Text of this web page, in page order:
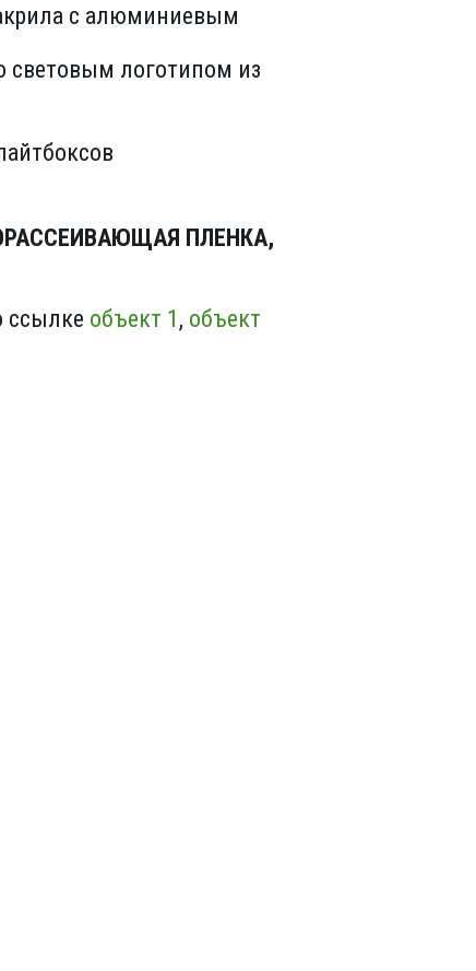
с алюминиевым
световым логотипом из
ПЛЕНКА,
ссылке объект 1 , объект